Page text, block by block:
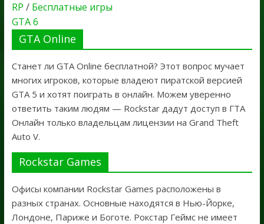
RP / Бесплатные игры
GTA 6
GTA Online
Станет ли GTA Online бесплатной? Этот вопрос мучает
многих игроков, которые владеют пиратской версией
GTA 5 и хотят поиграть в онлайн. Можем уверенно
ответить таким людям — Rockstar дадут доступ в ГТА
Онлайн только владельцам лицензии на Grand Theft
Auto V.
Rockstar Games
Офисы компании Rockstar Games расположены в
разных странах. Основные находятся в Нью-Йорке,
Лондоне, Париже и Боготе. Рокстар Геймс не имеет